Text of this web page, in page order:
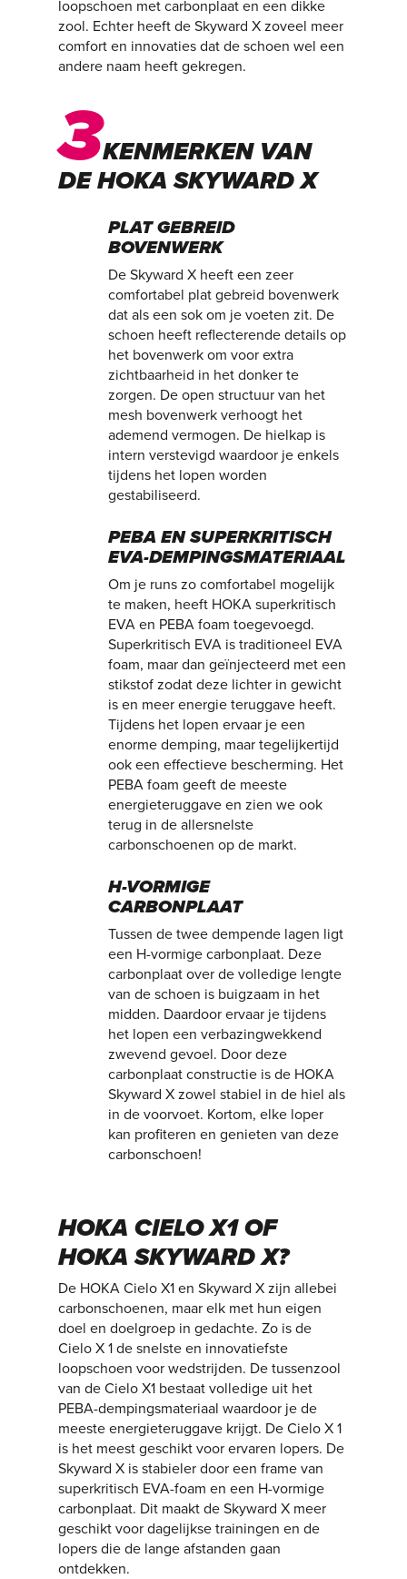
loopschoen met carbonplaat en een dikke
zool. Echter heeft de Skyward X zoveel meer
comfort en innovaties dat de schoen wel een
andere naam heeft gekregen.
3KENMERKEN VAN
DE HOKA SKYWARD X
PLAT GEBREID
BOVENWERK
De Skyward X heeft een zeer
comfortabel plat gebreid bovenwerk
dat als een sok om je voeten zit. De
schoen heeft reflecterende details op
het bovenwerk om voor extra
zichtbaarheid in het donker te
zorgen. De open structuur van het
mesh bovenwerk verhoogt het
ademend vermogen. De hielkap is
intern verstevigd waardoor je enkels
tijdens het lopen worden
gestabiliseerd.
PEBA EN SUPERKRITISCH
EVA-DEMPINGSMATERIAAL
Om je runs zo comfortabel mogelijk
te maken, heeft HOKA superkritisch
EVA en PEBA foam toegevoegd.
Superkritisch EVA is traditioneel EVA
foam, maar dan geïnjecteerd met een
stikstof zodat deze lichter in gewicht
is en meer energie teruggave heeft.
Tijdens het lopen ervaar je een
enorme demping, maar tegelijkertijd
ook een effectieve bescherming. Het
PEBA foam geeft de meeste
energieteruggave en zien we ook
terug in de allersnelste
carbonschoenen op de markt.
H-VORMIGE
CARBONPLAAT
Tussen de twee dempende lagen ligt
een H-vormige carbonplaat. Deze
carbonplaat over de volledige lengte
van de schoen is buigzaam in het
midden. Daardoor ervaar je tijdens
het lopen een verbazingwekkend
zwevend gevoel. Door deze
carbonplaat constructie is de HOKA
Skyward X zowel stabiel in de hiel als
in de voorvoet. Kortom, elke loper
kan profiteren en genieten van deze
carbonschoen!
HOKA CIELO X1 OF
HOKA SKYWARD X?
De HOKA Cielo X1 en Skyward X zijn allebei
carbonschoenen, maar elk met hun eigen
doel en doelgroep in gedachte. Zo is de
Cielo X 1 de snelste en innovatiefste
loopschoen voor wedstrijden. De tussenzool
van de Cielo X1 bestaat volledige uit het
PEBA-dempingsmateriaal waardoor je de
meeste energieteruggave krijgt. De Cielo X 1
is het meest geschikt voor ervaren lopers. De
Skyward X is stabieler door een frame van
superkritisch EVA-foam en een H-vormige
carbonplaat. Dit maakt de Skyward X meer
geschikt voor dagelijkse trainingen en de
lopers die de lange afstanden gaan
ontdekken.